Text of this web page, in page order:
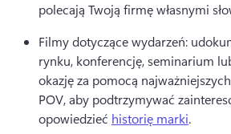
polecają Twoją firmę własnymi
Filmy dotyczące wydarzeń:
rynku, konferencję, seminarium
okazję za pomocą
POV, aby podtrzymywać
opowiedzieć historię marki.